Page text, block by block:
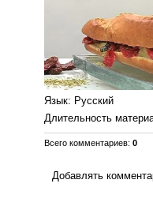
Язык: Русский
Длительность
Всего комментариев: 0
Добавлять